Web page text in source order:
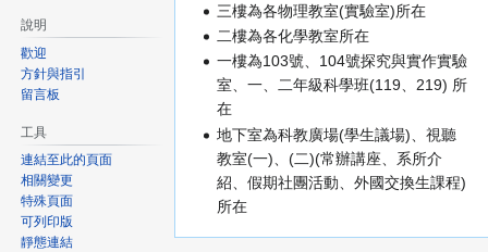
三樓為各物理教室(實驗室)所在
二樓為各化學教室所在
一樓為103號、104號探究與實作實驗
室、一、二年級科學班(119、219) 所
在
地下室為科教廣場(學生議場)、視聽
教室(一)、(二)(常辦講座、系所介
紹、假期社團活動、外國交換生課程)
所在
說明
歡迎
方針與指引
留言板
工具
連結至此的頁面
相關變更
特殊頁面
可列印版
靜態連結